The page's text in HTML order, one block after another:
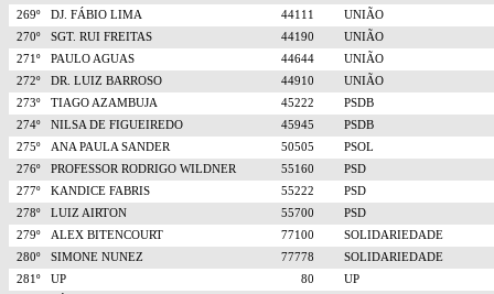
269º
DJ. FÁBIO LIMA 44111
UNIÃO
270º
SGT. RUI FREITAS 44190
UNIÃO
271º
PAULO AGUAS 44644
UNIÃO
272º
DR. LUIZ BARROSO 44910
UNIÃO
273º
TIAGO AZAMBUJA 45222
PSDB
274º
NILSA DE FIGUEIREDO 45945
PSDB
275º
ANA PAULA SANDER 50505
PSOL
276º
PROFESSOR RODRIGO WILDNER 55160
PSD
277º
KANDICE FABRIS 55222
PSD
278º
LUIZ AIRTON 55700
PSD
279º
ALEX BITENCOURT 77100
SOLIDARIEDADE
280º
SIMONE NUNEZ 77778
SOLIDARIEDADE
281º
UP 80
UP